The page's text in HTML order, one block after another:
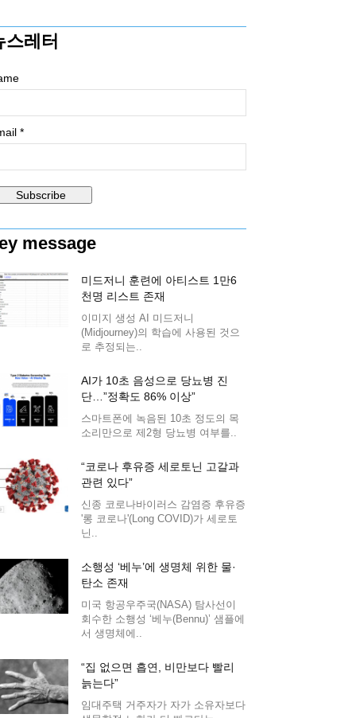
스레터
*
message
미드저니 훈련에 아티스트 1만6
천명 리스트 존재
이미지 생성 AI 미드저니
(Midjourney)의 학습에 사용된 것으
로 추정되는..
AI가 10초 음성으로 당뇨병 진
단…”정확도 86% 이상”
스마트폰에 녹음된 10초 정도의 목
소리만으로 제2형 당뇨병 여부를..
“코로나 후유증 세로토닌 고갈과
관련 있다”
신종 코로나바이러스 감염증 후유증
'롱 코로나'(Long COVID)가 세로토
닌..
소행성 ‘베누’에 생명체 위한 물·
탄소 존재
미국 항공우주국(NASA) 탐사선이
회수한 소행성 ‘베누(Bennu)’ 샘플에
서 생명체에..
“집 없으면 흡연, 비만보다 빨리
늙는다”
임대주택 거주자가 자가 소유자보다